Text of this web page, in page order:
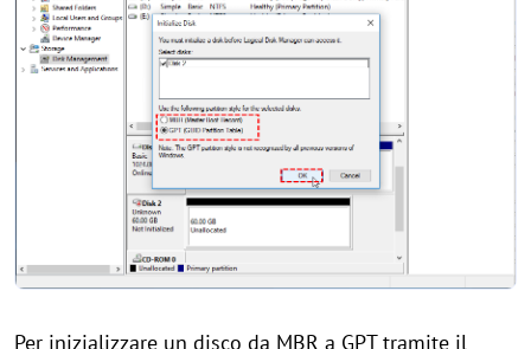
Per inizializzare un disco da MBR a GPT tramite il